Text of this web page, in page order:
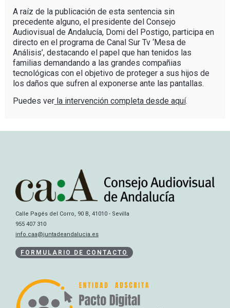
A raíz de la publicación de esta sentencia sin
precedente alguno, el presidente del Consejo
Audiovisual de Andalucía, Domi del Postigo, participa en
directo en el programa de Canal Sur Tv ‘Mesa de
Análisis’, destacando el papel que han tenidos las
familias demandando a las grandes compañias
tecnológicas con el objetivo de proteger a sus hijos de
los daños que sufren al exponerse ante las pantallas.
Puedes ver la intervención completa desde aquí.
Calle Pagés del Corro, 90 B, 41010 - Sevilla
955 407 310
info.caa@juntadeandalucia.es
FORMULARIO DE CONTACTO